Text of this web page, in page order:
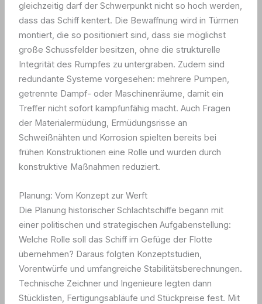
gleichzeitig darf der Schwerpunkt nicht so hoch werden,
dass das Schiff kentert. Die Bewaffnung wird in Türmen
montiert, die so positioniert sind, dass sie möglichst
große Schussfelder besitzen, ohne die strukturelle
Integrität des Rumpfes zu untergraben. Zudem sind
redundante Systeme vorgesehen: mehrere Pumpen,
getrennte Dampf- oder Maschinenräume, damit ein
Treffer nicht sofort kampfunfähig macht. Auch Fragen
der Materialermüdung, Ermüdungsrisse an
Schweißnähten und Korrosion spielten bereits bei
frühen Konstruktionen eine Rolle und wurden durch
konstruktive Maßnahmen reduziert.
Planung: Vom Konzept zur Werft
Die Planung historischer Schlachtschiffe begann mit
einer politischen und strategischen Aufgabenstellung:
Welche Rolle soll das Schiff im Gefüge der Flotte
übernehmen? Daraus folgten Konzeptstudien,
Vorentwürfe und umfangreiche Stabilitätsberechnungen.
Technische Zeichner und Ingenieure legten dann
Stücklisten, Fertigungsabläufe und Stückpreise fest. Mit